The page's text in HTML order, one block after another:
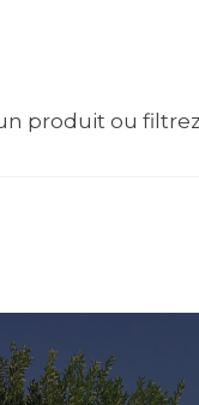
produit ou